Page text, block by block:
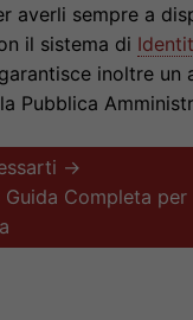
averli sempre a
il sistema di
garantisce inoltre un
Pubblica
→
Guida Completa